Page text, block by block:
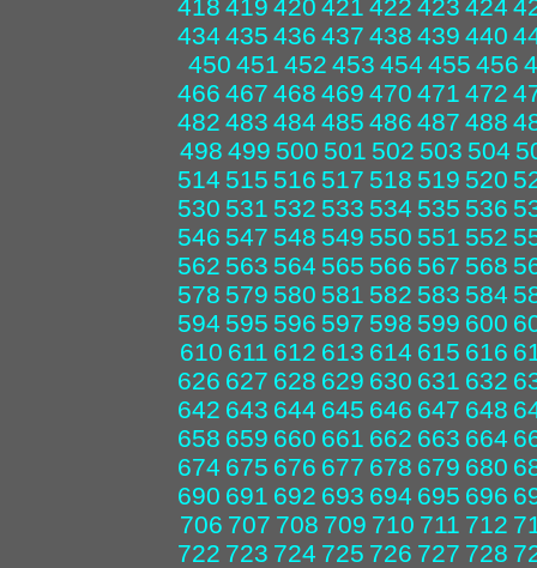
418 419 420 421 422 423 424
434 435 436 437 438 439 440
450 451 452 453 454 455 456
466 467 468 469 470 471 472
482 483 484 485 486 487 488
498 499 500 501 502 503 504
514 515 516 517 518 519 520
530 531 532 533 534 535 536
546 547 548 549 550 551 552
562 563 564 565 566 567 568
578 579 580 581 582 583 584
594 595 596 597 598 599 600
610 611 612 613 614 615 616
626 627 628 629 630 631 632
642 643 644 645 646 647 648
658 659 660 661 662 663 664
674 675 676 677 678 679 680
690 691 692 693 694 695 696
706 707 708 709 710 711 712
722 723 724 725 726 727 728